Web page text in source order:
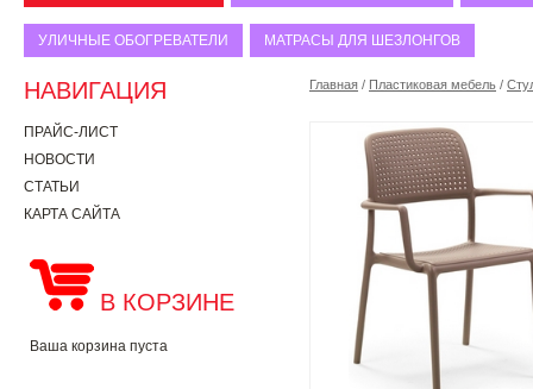
УЛИЧНЫЕ ОБОГРЕВАТЕЛИ МАТРАСЫ ДЛЯ ШЕЗЛОНГОВ
НАВИГАЦИЯ
ПРАЙС-ЛИСТ
НОВОСТИ
СТАТЬИ
КАРТА САЙТА
В КОРЗИНЕ
Ваша корзина пуста
Главная / Пластиковая мебель /